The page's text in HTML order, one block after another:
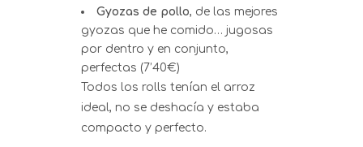
Gyozas de pollo, de las mejores
gyozas que he comido… jugosas
por dentro y en conjunto,
perfectas (7’40€)
Todos los rolls tenían el arroz
ideal, no se deshacía y estaba
compacto y perfecto.